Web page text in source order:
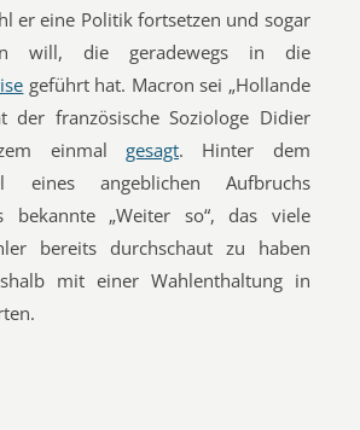
er eine Politik fortsetzen und sogar
will, die geradewegs in die
geführt hat. Macron sei „Hollande
der französische Soziologe Didier
einmalgesagt. Hinter dem
eines angeblichen Aufbruchs
bekannte „Weiter so“, das viele
bereits durchschaut zu haben
mit einer Wahlenthaltung in